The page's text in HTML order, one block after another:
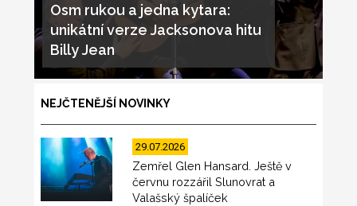
Osm rukou a jedna kytara:
unikátní verze Jacksonova hitu
Billy Jean
NEJČTENĚJŠÍ NOVINKY
29.07.2026
Zemřel Glen Hansard. Ještě v
červnu rozzářil Slunovrat a
Valašský špalíček